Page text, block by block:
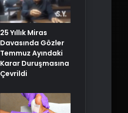
25 Yıllık Miras
Davasında Gözler
Temmuz Ayındaki
Karar Duruşmasına
Çevrildi